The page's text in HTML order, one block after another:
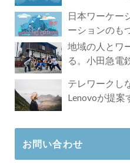
日本ワーケー
ーションのも
地域の人とワ
る。小田急電
テレワークし
Lenovoが提案
お問い合わせ